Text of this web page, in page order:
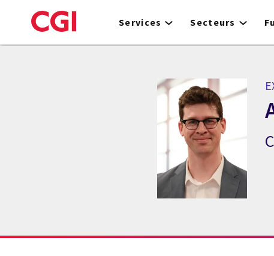
to
Services Secteurs